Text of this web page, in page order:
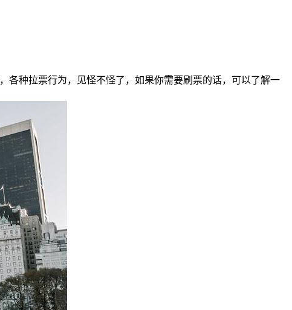
各种拉票行为，见怪不怪了，如果你需要刷票的话，可以了解一